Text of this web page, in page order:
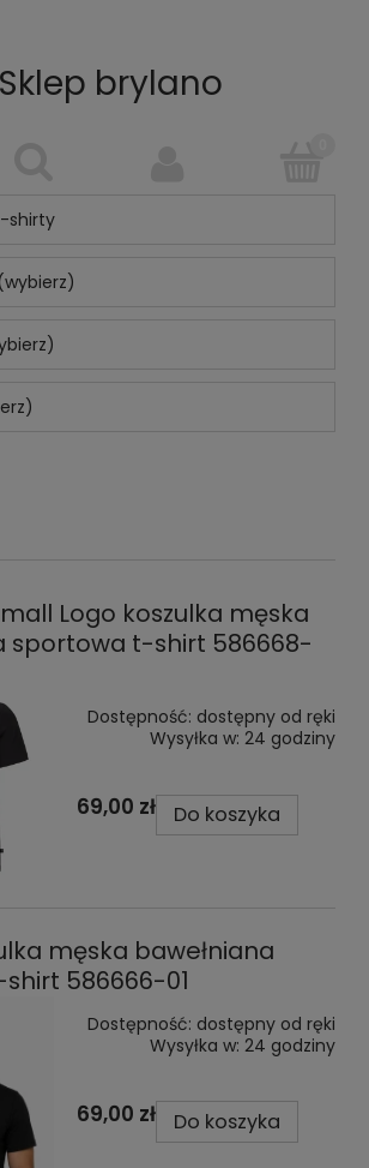
shirty
Logo koszulka męska
sportowa t-shirt 586668-
Dostępność: dostępny od ręki
Wysyłka w: 24 godziny
69,00 zł Do koszyka
męska bawełniana
586666-01
Dostępność: dostępny od ręki
Wysyłka w: 24 godziny
69,00 zł Do koszyka